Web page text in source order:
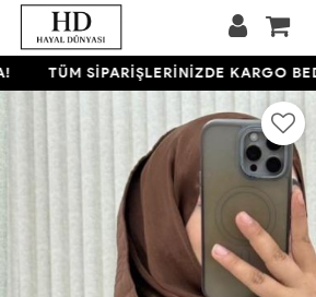
TÜM SİPARİŞLERİNİZDE KARGO